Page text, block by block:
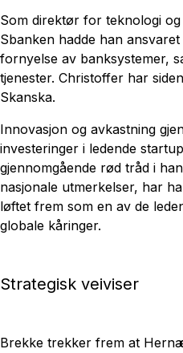
Som direktør for teknologi
Sbanken hadde han
fornyelse av banksystemer,
tjenester. Christoffer har
Skanska.
Innovasjon og avkastning
investeringer i ledende
gjennomgående rød tråd i
nasjonale utmerkelser, har
løftet frem som en av de
globale kåringer.
Strategisk veiviser
Brekke trekker frem at